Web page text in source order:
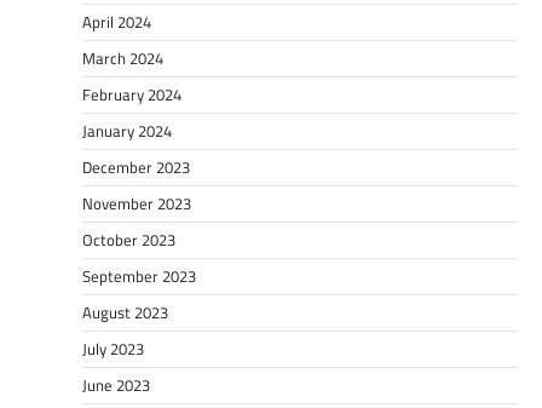
April 2024
March 2024
February 2024
January 2024
December 2023
November 2023
October 2023
September 2023
August 2023
July 2023
June 2023